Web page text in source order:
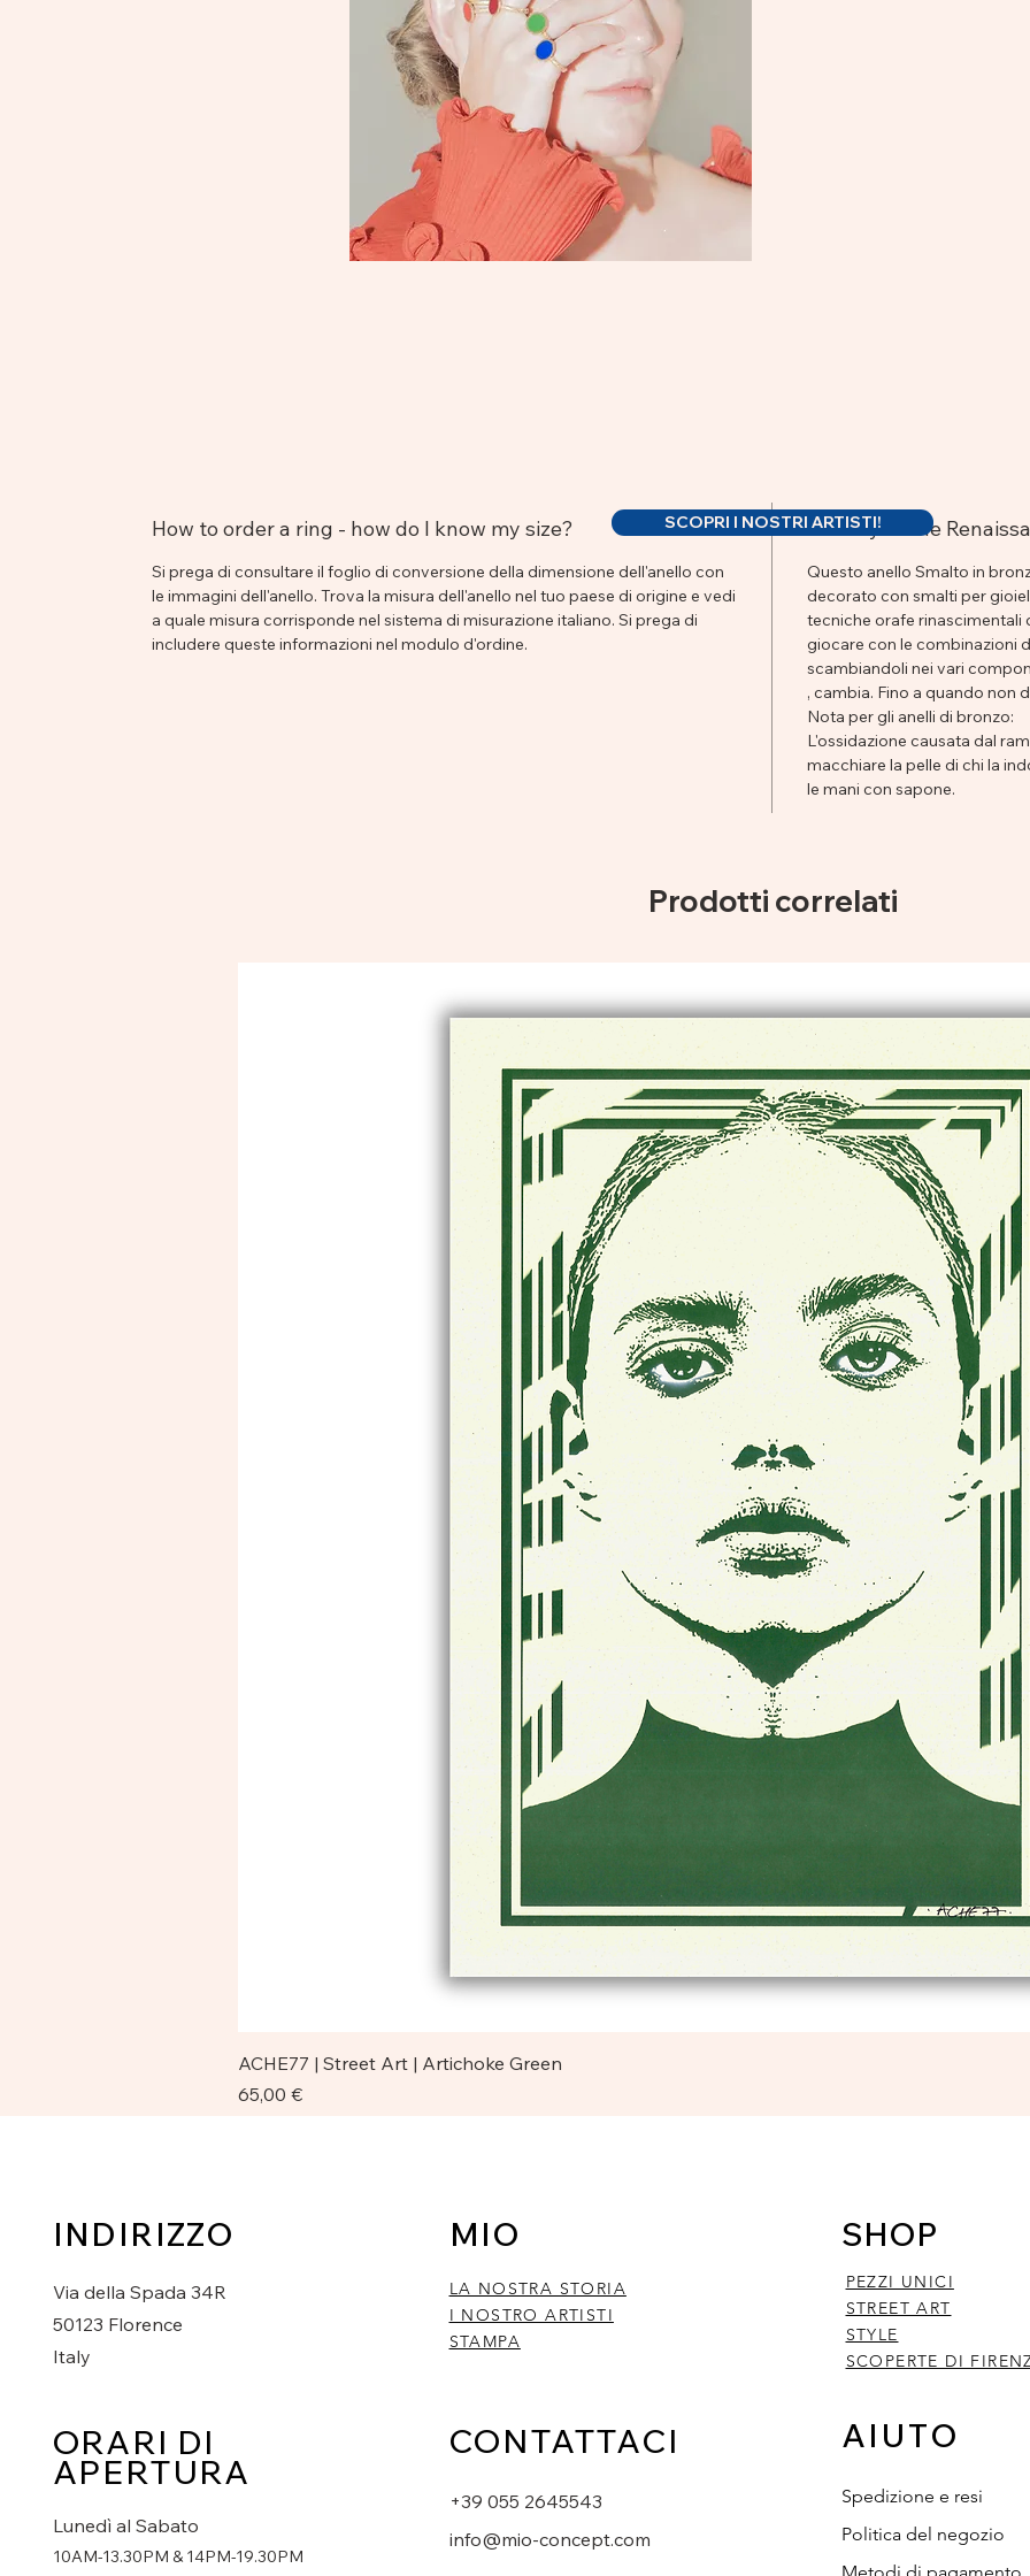
How to order a ring - how do I know my size?
Si prega di consultare il foglio di conversione della dimensione dell'anello con
le immagini dell'anello. Trova la misura dell'anello nel tuo paese di origine e vedi
a quale misura corrisponde nel sistema di misurazione italiano. Si prega di
includere queste informazioni nel modulo d'ordine.
Nobility of the
Questo anello Smalto in
decorato con smalti per
tecniche orafe rinascimentali
giocare con le combinazioni
scambiandoli nei vari
, cambia. Fino a quando non
Nota per gli anelli di bronzo:
L'ossidazione causata dal
macchiare la pelle di chi la
le mani con sapone.
SCOPRI I NOSTRI ARTISTI!
Prodotti correlati
ACHE77 | Street Art | Artichoke Green
Prezzo
65,00 €
INDIRIZZO
Via della Spada 34R
50123 Florence
Italy
ORARI DI
APERTURA
Lunedì al Sabato
10AM-13.30PM & 14PM-19.30PM
MIO
LA NOSTRA STORIA
I NOSTRO ARTISTI
STAMPA
CONTATTACI
+39 055 2645543
info@mio-concept.com
SHOP
PEZZI UNICI
STREET ART
STYLE
SCOPERTE DI
AIUTO
Spedizione e resi
Politica del negozio